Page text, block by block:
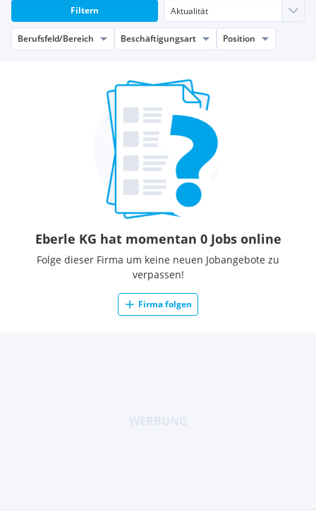
Filtern
Berufsfeld/Bereich Beschäftigungsart Position
Eberle KG hat momentan 0 Jobs online
Folge dieser Firma um keine neuen Jobangebote zu
verpassen!
Firma folgen